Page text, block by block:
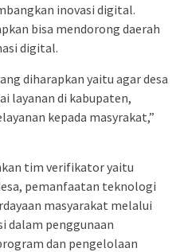
inovasi digital.
bisa mendorong daerah
digital.
diharapkan yaitu agar desa
layanan di kabupaten,
kepada masyrakat,”
tim verifikator yaitu
pemanfaatan teknologi
masyarakat melalui
dalam penggunaan
dan pengelolaan